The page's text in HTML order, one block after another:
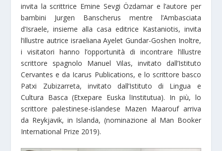
invita la scrittrice Emine Sevgi Özdamar e l’autore per
bambini Jurgen Banscherus mentre l’Ambasciata
d’Israele, insieme alla casa editrice Kastaniotis, invita
l’illustre autrice israeliana Ayelet Gundar-Goshen Inoltre,
i visitatori hanno l’opportunità di incontrare l’illustre
scrittore spagnolo Manuel Vilas, invitato dall’Istituto
Cervantes e da Icarus Publications, e lo scrittore basco
Patxi Zubizarreta, invitato dall’Istituto di Lingua e
Cultura Basca (Etxepare Euska lInstitutua). In più, lo
scrittore palestinese-islandese Mazen Maarouf arriva
da Reykjavik, in Islanda, (nominazione al Man Booker
International Prize 2019).